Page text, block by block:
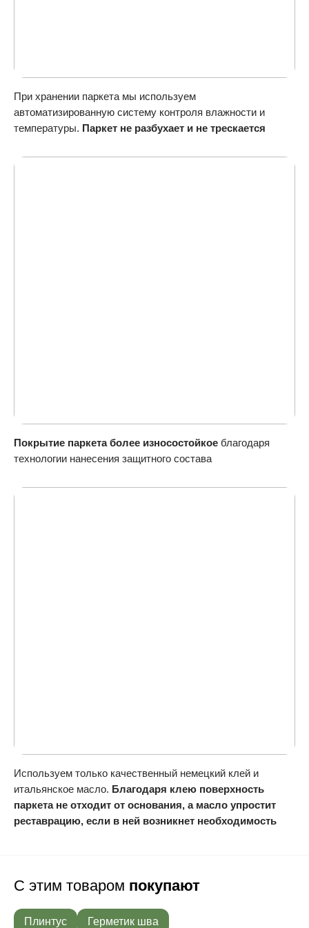
При хранении паркета мы используем
автоматизированную систему контроля влажности и
температуры. Паркет не разбухает и не трескается
Покрытие паркета более износостойкое благодаря
технологии нанесения защитного состава
Используем только качественный немецкий клей и
итальянское масло. Благодаря клею поверхность
паркета не отходит от основания, а масло упростит
реставрацию, если в ней возникнет необходимость
С этим товаром покупают
Плинтус Герметик шва